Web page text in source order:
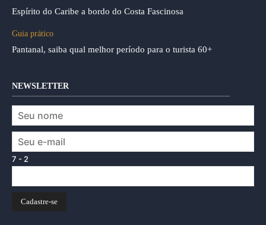
Espírito do Caribe a bordo do Costa Fascinosa
Guia prático
Pantanal, saiba qual melhor período para o turista 60+
NEWSLETTER
7 - 2